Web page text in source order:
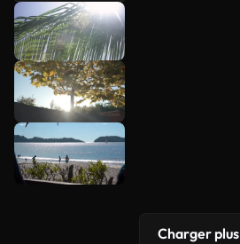
Charger plus